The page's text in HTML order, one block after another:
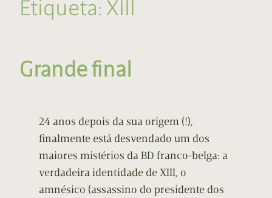
Etiqueta: XIII
Grande final
24 anos depois da sua origem (!),
finalmente está desvendado um dos
maiores mistérios da BD franco-belga: a
verdadeira identidade de XIII, o
amnésico (assassino do presidente dos